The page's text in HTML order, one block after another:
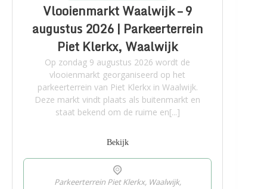
Vlooienmarkt Waalwijk – 9
augustus 2026 | Parkeerterrein
Piet Klerkx, Waalwijk
Op zondag 9 augustus 2026 wordt de
vlooienmarkt georganiseerd op het
parkeerterrein van Piet Klerkx in Waalwijk.
Deze markt vindt plaats als buitenmarkt en
staat bekend om de ruime en[...]
Bekijk
Parkeerterrein Piet Klerkx, Waalwijk,